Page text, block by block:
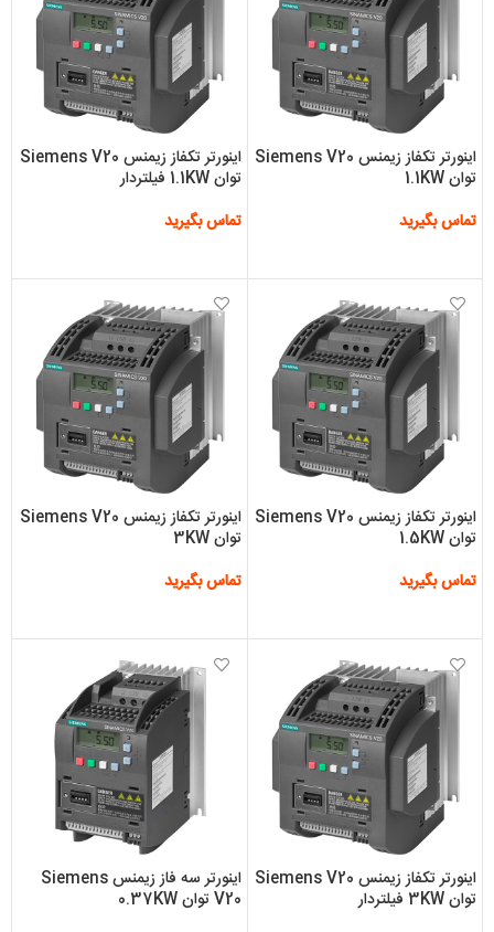
اینورتر تکفاز زیمنس Siemens V20
توان 1.1KW
تماس بگیرید
اینورتر تکفاز زیمنس Siemens V20
توان 1.1KW فیلتردار
تماس بگیرید
اینورتر تکفاز زیمنس Siemens V20
توان 1.5KW
تماس بگیرید
اینورتر تکفاز زیمنس Siemens V20
توان 3KW
تماس بگیرید
اینورتر تکفاز زیمنس Siemens V20
توان 3KW فیلتردار
اینورتر سه فاز زیمنس Siemens
V20 توان 0.37KW